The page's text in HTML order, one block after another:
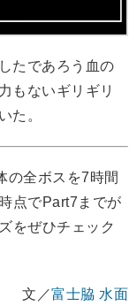
たであろう血の
もないギリギリ
た。
全ボスを7時間
点でPart7までが
をぜひチェック
文／富士脇 水面